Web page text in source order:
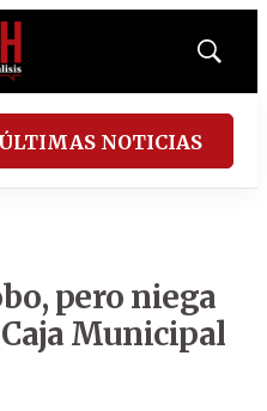
Mostrar
ÚLTIMAS NOTICIAS
pero niega
Municipal